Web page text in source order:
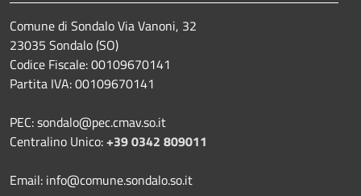
Comune di Sondalo Via Vanoni, 32
23035 Sondalo (SO)
Codice Fiscale: 00109670141
Partita IVA: 00109670141
PEC: sondalo@pec.cmav.so.it
Centralino Unico:+39 0342 809011
Email: info@comune.sondalo.so.it